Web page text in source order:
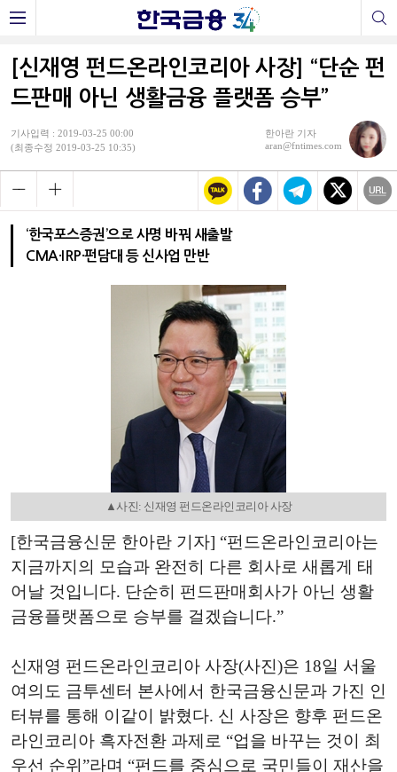
[신재영 펀드온라인코리아 사장] “단순 펀
드판매 아닌 생활금융 플랫폼 승부”
기사입력 : 2019-03-25 00:00
(최종수정 2019-03-25 10:35)
한아란 기자
aran@fntimes.com
‘한국포스증권’으로 사명 바꿔 새출발
CMA·IRP·펀담대 등 신사업 만반
▲사진: 신재영 펀드온라인코리아 사장
[한국금융신문 한아란 기자] “펀드온라인코리아는
지금까지의 모습과 완전히 다른 회사로 새롭게 태
어날 것입니다. 단순히 펀드판매회사가 아닌 생활
금융플랫폼으로 승부를 걸겠습니다.”
신재영 펀드온라인코리아 사장(사진)은 18일 서울
여의도 금투센터 본사에서 한국금융신문과 가진 인
터뷰를 통해 이같이 밝혔다. 신 사장은 향후 펀드온
라인코리아 흑자전환 과제로 “업을 바꾸는 것이 최
우선 순위”라며 “펀드를 중심으로 국민들이 재산을